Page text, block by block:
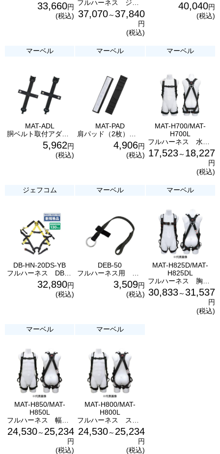
33,660円
(税込) 37,070～37,840
円
(税込)
40,040円
(税込)
マーベル
MAT-ADL
胴ベルト取付アダプター フルハーネス水平型MAT-H700用 MAT-ADL マーベル
5,962円
(税込)
マーベル
MAT-PAD
4,906円
(税込)
マーベル
MAT-H700/MAT-
H700L
17,523～ 18,227
円
(税込)
ジェフコム
DB-HN-20DS-YB
フルハーネス DB-HN-20DS-YB ジェフコム
32,890円
(税込)
マーベル
DEB-50
3,509円
(税込)
マーベル
MAT-H825D/MAT-
H825DL
30,833～31,537
円
(税込)
マーベル
MAT-H850/MAT-
H850L
フルハーネス 幅広タイプ MAT-H850/MAT-H850L マーベル
24,530～ 25,234
円
(税込)
マーベル
MAT-H800/MAT-
H800L
24,530～ 25,234
円
(税込)